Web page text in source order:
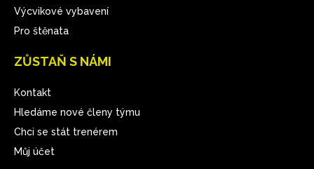
Výcvikové vybavení
Pro štěnata
ZŮSTAŇ S NÁMI
Kontakt
Hledáme nové členy týmu
Chci se stát trenérem
Můj účet